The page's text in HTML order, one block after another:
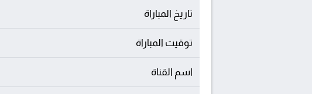
تاريخ المباراة
توقيت المباراة
اسم القناة